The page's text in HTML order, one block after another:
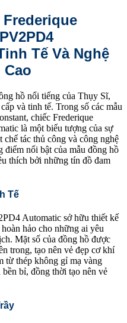
Tế Và Nghệ
hồ nổi tiếng của Thụy Sĩ,
và tinh tế. Trong số các mẫu
chiếc Frederique
là một biểu tượng của sự
chế tác thủ công và công nghệ
điểm nổi bật của mẫu đồng hồ
thích bởi những tín đồ đam
Tế
Automatic sở hữu thiết kế
hảo cho những ai yêu
Mặt số của đồng hồ được
trong, tạo nên vẻ đẹp cơ khí
từ thép không gỉ mạ vàng
bỉ, đồng thời tạo nên vẻ